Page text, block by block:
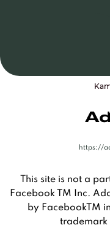
https://
This site is not a
Facebook TM Inc.
by FacebookTM
trademark